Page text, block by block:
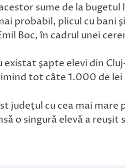
sume de la
probabil, plicul cu bani
Boc, în cadrul unei
existat şapte elevi din
tot câte 1.000 de
judeţul cu cea mai
o singură elevă a